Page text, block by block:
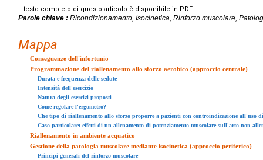
Il testo completo di questo articolo è disponibile in PDF.
Parole chiave : Ricondizionamento, Isocinetica, Rinforzo muscolare,
Mappa
Conseguenze dell'infortunio
Programmazione del riallenamento allo sforzo aerobico (approccio centrale)
Durata e frequenza delle sedute
Intensità dell'esercizio
Natura degli esercizi proposti
Come regolare l'ergometro?
Che tipo di riallenamento allo sforzo proporre a pazienti con controindicazione all'uso
Caso particolare: effetti di un allenamento di potenziamento muscolare sull'arto non
Riallenamento in ambiente acquatico
Gestione della patologia muscolare mediante isocinetica (approccio periferico)
Principi generali del rinforzo muscolare